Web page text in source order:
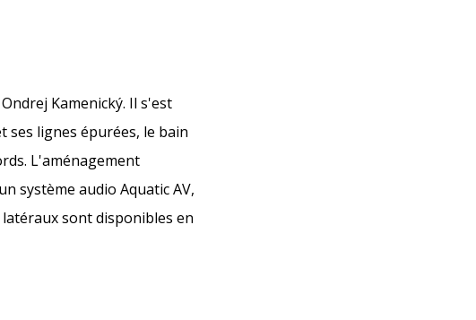
Kamenický. Il s'est
ses lignes épurées, le bain
L'aménagement
système audio Aquatic AV,
sont disponibles en